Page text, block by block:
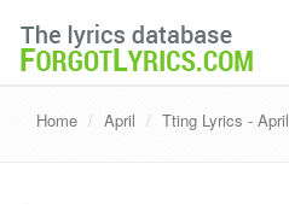
Home April Tting Lyrics - April